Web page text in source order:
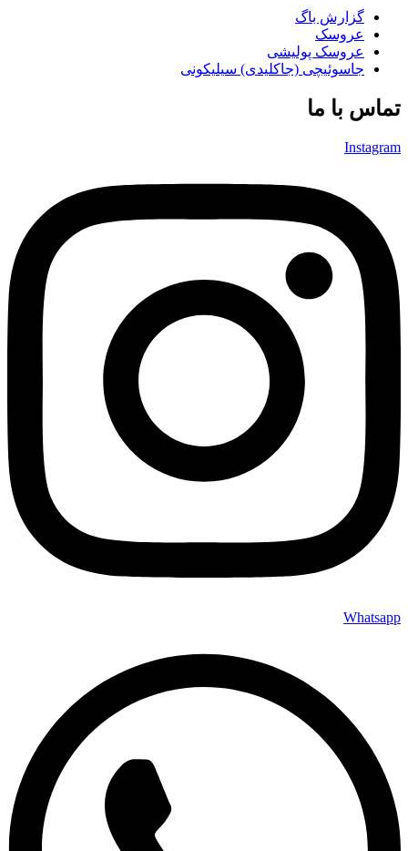
گزارش باگ
عروسک
عروسک پولیشی
جاسوئیچی (جاکلیدی) سیلیکونی
تماس با ما
Instagram
Whatsapp